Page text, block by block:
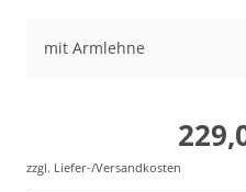
mit Armlehne
zzgl. Liefer-/Versandkosten